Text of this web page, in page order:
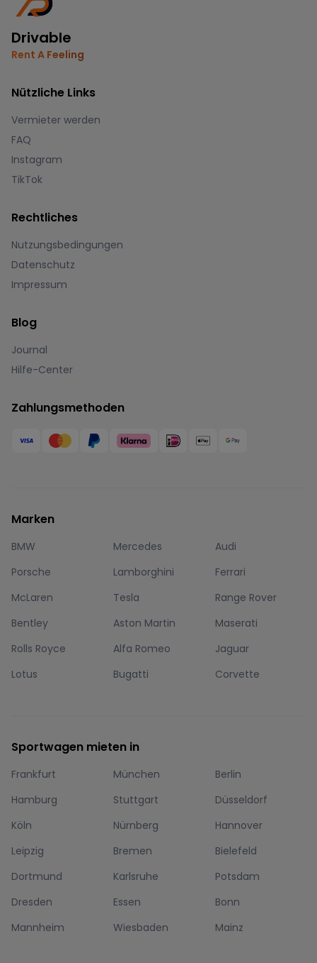
Drivable
Rent A Feeling
Nützliche Links
Vermieter werden
FAQ
Instagram
TikTok
Rechtliches
Nutzungsbedingungen
Datenschutz
Impressum
Blog
Journal
Hilfe-Center
Zahlungsmethoden
Marken
BMW Mercedes
Audi
Porsche
Lamborghini
Ferrari
McLaren
Tesla
Range Rover
Bentley
Aston Martin
Maserati
Rolls Royce
Alfa Romeo
Jaguar
Lotus
Bugatti Corvette
Sportwagen mieten in
Frankfurt München
Berlin
Hamburg
Stuttgart
Düsseldorf
Köln
Nürnberg
Hannover
Leipzig
Bremen
Bielefeld
Dortmund
Karlsruhe
Potsdam
Dresden
Essen
Bonn
Mannheim
Wiesbaden Mainz